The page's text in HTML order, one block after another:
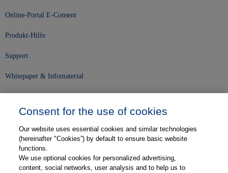
Online-Portal E-Consent
Produkt-Hilfe
Support
Whitepaper & Infomaterial
Karriere
Kontakt
Consent for the use of cookies
Our website uses essential cookies and similar technologies
(hereinafter "Cookies”) by default to ensure basic website
functions.
We use optional cookies for personalized advertising,
content, social networks, user analysis and to help us to